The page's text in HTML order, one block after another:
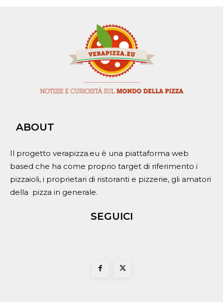
ABOUT
Il progetto verapizza.eu è una piattaforma web
based che ha come proprio target di riferimento i
pizzaioli, i proprietari di ristoranti e pizzerie, gli amatori
della pizza in generale.
SEGUICI